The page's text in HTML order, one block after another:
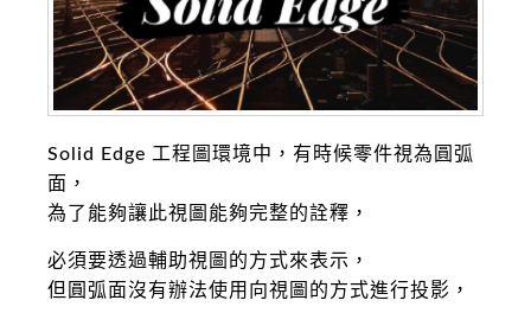
Solid Edge 工程圖環境中，有時候零件視為圓弧
面，
為了能夠讓此視圖能夠完整的詮釋，
必須要透過輔助視圖的方式來表示，
但圓弧面沒有辦法使用向視圖的方式進行投影，